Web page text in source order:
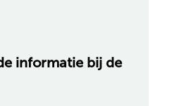
informatie bij de